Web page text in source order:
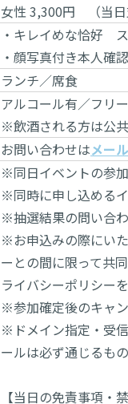
女性 3,300円 （当日
・キレイめな恰好
・顔写真付き本人確
ランチ／席食
アルコール有／フリ
※飲酒される方は公
お問い合わせはメール
※同日イベントの参
※同時に申し込める
※抽選結果の問い合
※お申込みの際にい
ーとの間に限って共
ライバシーポリシー
※参加確定後のキャ
※ドメイン指定・受
ールは必ず通じるも
【当日の免責事項・